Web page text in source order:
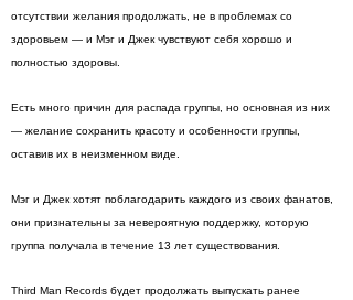
отсутствии желания продолжать, не в проблемах со
здоровьем — и Мэг и Джек чувствуют себя хорошо и
полностью здоровы.
Есть много причин для распада группы, но основная из них
— желание сохранить красоту и особенности группы,
оставив их в неизменном виде.
Мэг и Джек хотят поблагодарить каждого из своих фанатов,
они признательны за невероятную поддержку, которую
группа получала в течение 13 лет существования.
Third Man Records будет продолжать выпускать ранее